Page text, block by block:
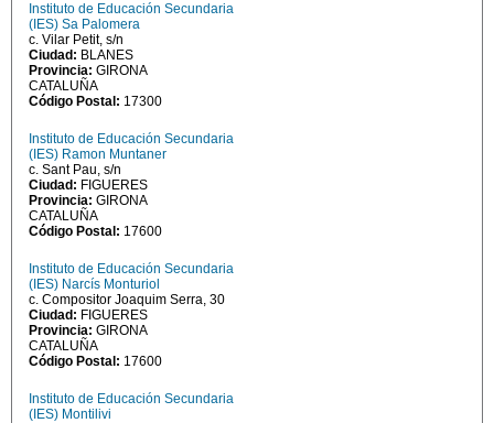
Instituto de Educación Secundaria
(IES) Sa Palomera
c. Vilar Petit, s/n
Ciudad: BLANES
Provincia: GIRONA
CATALUÑA
Código Postal: 17300
Instituto de Educación Secundaria
(IES) Ramon Muntaner
c. Sant Pau, s/n
Ciudad: FIGUERES
Provincia: GIRONA
CATALUÑA
Código Postal: 17600
Instituto de Educación Secundaria
(IES) Narcís Monturiol
c. Compositor Joaquim Serra, 30
Ciudad: FIGUERES
Provincia: GIRONA
CATALUÑA
Código Postal: 17600
Instituto de Educación Secundaria
(IES) Montilivi